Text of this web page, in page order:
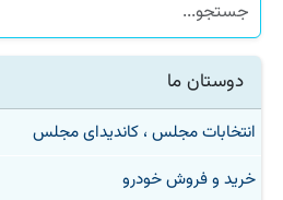
دوستان ما
انتخابات مجلس ، کاندیدای مجلس
خرید و فروش خودرو